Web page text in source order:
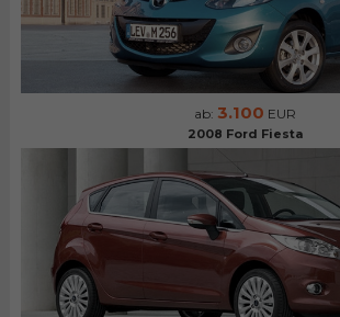
ab: 3.100 EUR
2008 Ford Fiesta